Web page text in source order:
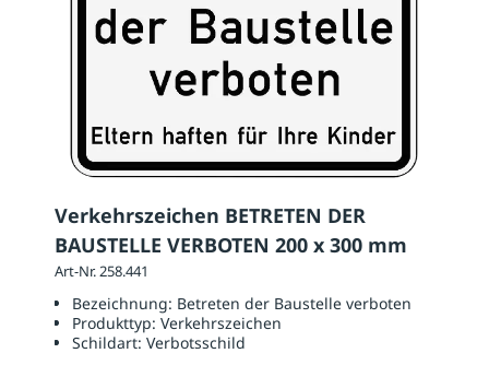
Verkehrszeichen BETRETEN DER
BAUSTELLE VERBOTEN 200 x 300 mm
Art-Nr. 258.441
Bezeichnung: Betreten der Baustelle verboten
Produkttyp: Verkehrszeichen
Schildart: Verbotsschild